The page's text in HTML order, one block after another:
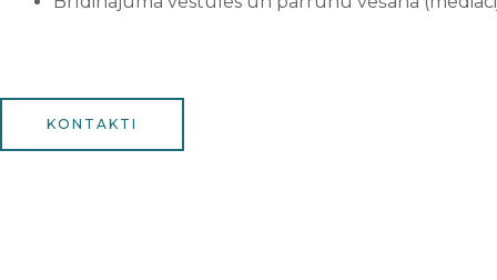
KONTAKTI